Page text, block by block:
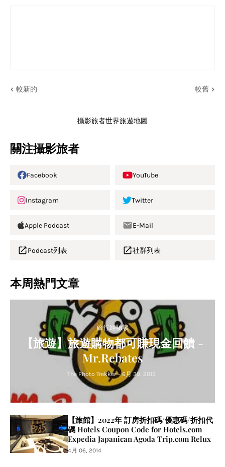
較新的 較舊
攝影旅者世界旅遊地圖
關注攝影旅者
Facebook YouTube
Instagram Twitter
Apple Podcast E-Mail
Podcast列表 社群列表
本周熱門文章
旅行經驗談
【旅遊】旅遊購物都可賺現金回饋 -
Mr.Rebates
The Photo Trekker - 6月 30, 2013
【旅館】2022年 訂房折扣碼/優惠碼/折扣代
碼 Hotels Coupon Code for Hotels.com
Expedia Japanican Agoda Trip.com Relux
4月 06, 2014